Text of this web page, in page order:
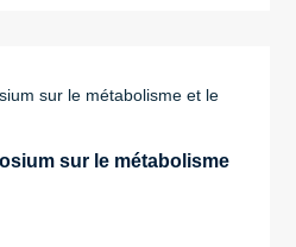
sur le métabolisme